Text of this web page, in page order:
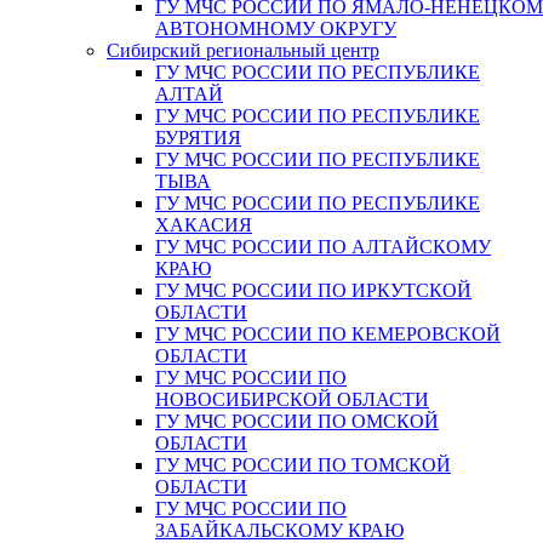
ГУ МЧС РОССИИ ПО ЯМАЛО-
АВТОНОМНОМУ ОКРУГУ
Сибирский региональный центр
ГУ МЧС РОССИИ ПО РЕСПУБЛИКЕ
АЛТАЙ
ГУ МЧС РОССИИ ПО РЕСПУБЛИКЕ
БУРЯТИЯ
ГУ МЧС РОССИИ ПО РЕСПУБЛИКЕ
ТЫВА
ГУ МЧС РОССИИ ПО РЕСПУБЛИКЕ
ХАКАСИЯ
ГУ МЧС РОССИИ ПО АЛТАЙСКОМУ
КРАЮ
ГУ МЧС РОССИИ ПО ИРКУТСКОЙ
ОБЛАСТИ
ГУ МЧС РОССИИ ПО КЕМЕРОВСКОЙ
ОБЛАСТИ
ГУ МЧС РОССИИ ПО
НОВОСИБИРСКОЙ ОБЛАСТИ
ГУ МЧС РОССИИ ПО ОМСКОЙ
ОБЛАСТИ
ГУ МЧС РОССИИ ПО ТОМСКОЙ
ОБЛАСТИ
ГУ МЧС РОССИИ ПО
ЗАБАЙКАЛЬСКОМУ КРАЮ